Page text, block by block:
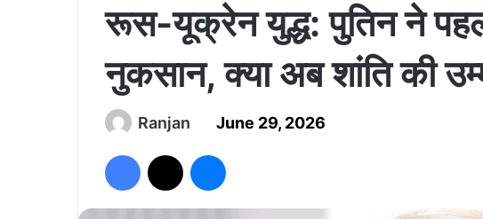
रूस-यूक्रेन युद्ध: पुतिन ने
नुकसान, क्या अब शांति की
Ranjan June 29, 2026